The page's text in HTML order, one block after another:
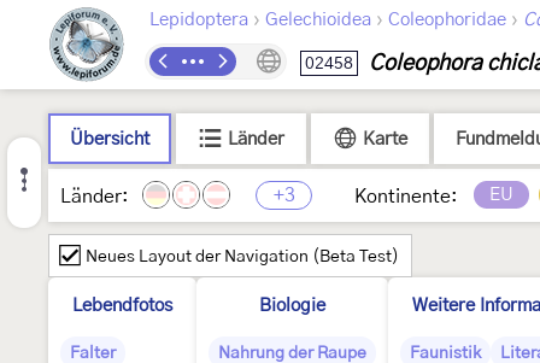
Lepidoptera › Gelechioidea › Coleophoridae ›
02458 Coleophora
Übersicht Länder Karte
Länder: +3 Kontinente: EU
Neues Layout der Navigation (Beta Test)
Lebendfotos
Falter
Biologie
Nahrung der Raupe
Weitere
Faunistik